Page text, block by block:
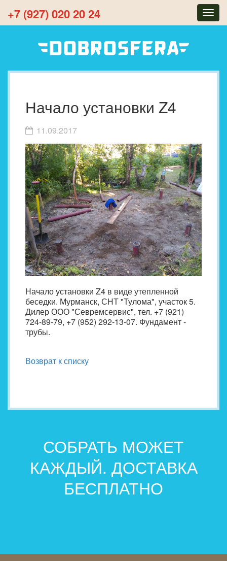
+7 (927) 020 20 24
Начало установки Z4
11.09.2017
Начало установки Z4 в виде утепленной
беседки. Мурманск, СНТ "Тулома", участок 5.
Дилер ООО "Севремсервис", тел. +7 (921)
724-89-79, +7 (952) 292-13-07. Фундамент -
трубы.
Возврат к списку
СОБРАТЬ МОЖЕТ
КАЖДЫЙ. ДОСТАВКА
БЕСПЛАТНО